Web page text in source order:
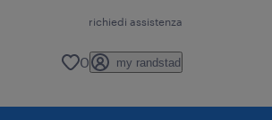
richiedi assistenza
0 my randstad